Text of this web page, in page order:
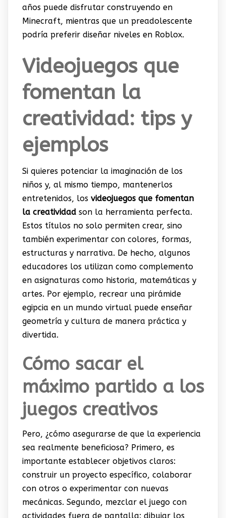
años puede disfrutar construyendo en
Minecraft, mientras que un preadolescente
podría preferir diseñar niveles en Roblox.
Videojuegos que
fomentan la
creatividad: tips y
ejemplos
Si quieres potenciar la imaginación de los
niños y, al mismo tiempo, mantenerlos
entretenidos, los videojuegos que fomentan
la creatividadson la herramienta perfecta.
Estos títulos no solo permiten crear, sino
también experimentar con colores, formas,
estructuras y narrativa. De hecho, algunos
educadores los utilizan como complemento
en asignaturas como historia, matemáticas y
artes. Por ejemplo, recrear una pirámide
egipcia en un mundo virtual puede enseñar
geometría y cultura de manera práctica y
divertida.
Cómo sacar el
máximo partido a los
juegos creativos
Pero, ¿cómo asegurarse de que la experiencia
sea realmente beneficiosa? Primero, es
importante establecer objetivos claros:
construir un proyecto específico, colaborar
con otros o experimentar con nuevas
mecánicas. Segundo, mezclar el juego con
actividades fuera de pantalla: dibujar los